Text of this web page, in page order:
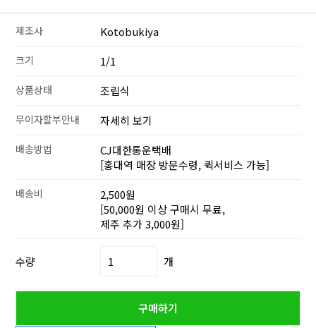
제조사 Kotobukiya
크기 1/1
상품상태 조립식
무이자할부안내 자세히 보기
배송방법
CJ대한통운택배
[홍대역 매장 방문수령, 퀵서비스 가능]
배송비
2,500원
[50,000원 이상 구매시 무료,
제주 추가 3,000원]
수량 개
구매하기